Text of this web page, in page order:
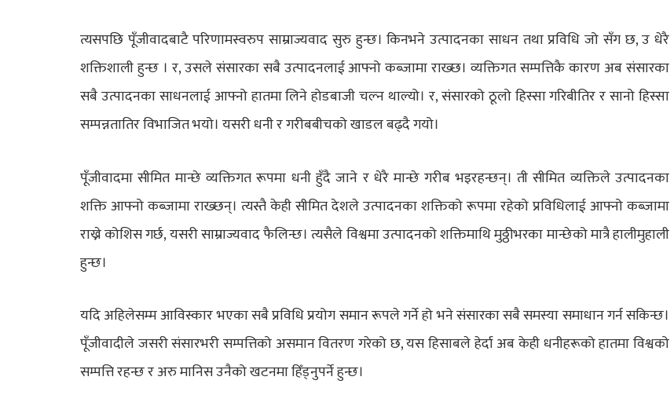
त्यसपछि पूँजीवादबाटै परिणामस्वरुप साम्राज्यवाद सुरु हुन्छ। किनभने उत्पादनका साधन तथा प्रविधि जो सँग छ, उ धेरै
शक्तिशाली हुन्छ । र, उसले संसारका सबै उत्पादनलाई आफ्नो कब्जामा राख्छ। व्यक्तिगत सम्पत्तिकै कारण अब संसारका
सबै उत्पादनका साधनलाई आफ्नो हातमा लिने होडबाजी चल्न थाल्यो। र, संसारको ठूलो हिस्सा गरिबीतिर र सानो हिस्सा
सम्पन्नतातिर विभाजित भयो। यसरी धनी र गरीबबीचको खाडल बढ्दै गयो।
पूँजीवादमा सीमित मान्छे व्यक्तिगत रूपमा धनी हुँदै जाने र धेरै मान्छे गरीब भइरहन्छन्। ती सीमित व्यक्तिले उत्पादनका
शक्ति आफ्नो कब्जामा राख्छन्। त्यस्तै केही सीमित देशले उत्पादनका शक्तिको रूपमा रहेको प्रविधिलाई आफ्नो कब्जामा
राख्ने कोशिस गर्छ, यसरी साम्राज्यवाद फैलिन्छ। त्यसैले विश्वमा उत्पादनको शक्तिमाथि मुठ्ठीभरका मान्छेको मात्रै हालीमुहाली
हुन्छ।
यदि अहिलेसम्म आविस्कार भएका सबै प्रविधि प्रयोग समान रूपले गर्ने हो भने संसारका सबै समस्या समाधान गर्न सकिन्छ।
पूँजीवादीले जसरी संसारभरी सम्पत्तिको असमान वितरण गरेको छ, यस हिसाबले हेर्दा अब केही धनीहरूको हातमा विश्वको
सम्पत्ति रहन्छ र अरु मानिस उनैको खटनमा हिँड्नुपर्ने हुन्छ।